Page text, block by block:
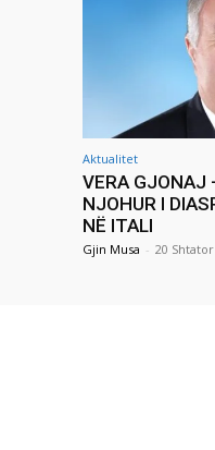
Aktualitet
VERA GJONAJ
NJOHUR I
NË ITALI
Gjin Musa - 20